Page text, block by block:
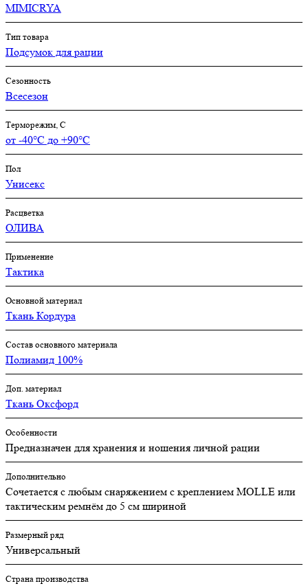
MIMICRYA
Тип товара
Подсумок для рации
Сезонность
Всесезон
Терморежим, C
от -40°С до +90°С
Пол
Унисекс
Расцветка
ОЛИВА
Применение
Тактика
Основной материал
Ткань Кордура
Состав основного материала
Полиамид 100%
Доп. материал
Ткань Оксфорд
Особенности
Предназначен для хранения и ношения личной рации
Дополнительно
Сочетается с любым снаряжением с креплением MOLLE или
тактическим ремнём до 5 см шириной
Размерный ряд
Универсальный
Страна производства